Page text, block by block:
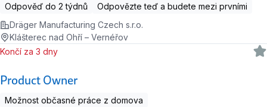
Odpověď do 2 týdnů
Odpovězte teď a budete mezi prvními
Dräger Manufacturing Czech s.r.o.
Klášterec nad Ohří – Vernéřov
Product Owner
Končí za 3 dny
Možnost občasné práce z domova